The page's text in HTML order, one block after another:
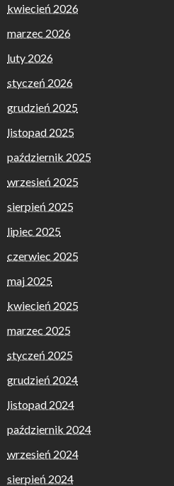
kwiecień 2026
marzec 2026
luty 2026
styczeń 2026
grudzień 2025
listopad 2025
październik 2025
wrzesień 2025
sierpień 2025
lipiec 2025
czerwiec 2025
maj 2025
kwiecień 2025
marzec 2025
styczeń 2025
grudzień 2024
listopad 2024
październik 2024
wrzesień 2024
sierpień 2024